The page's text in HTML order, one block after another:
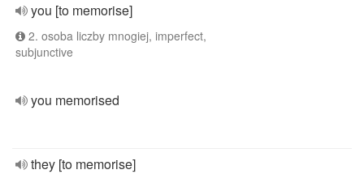
you [to memorise]
2. osoba liczby mnogiej, imperfect,
subjunctive
you memorised
they [to memorise]